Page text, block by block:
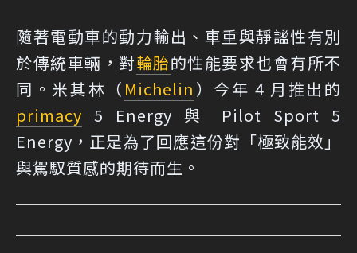
隨著電動車的動力輸出、車重與靜謐性有別
於傳統車輛，對輪胎的性能要求也會有所不
同。米其林（ Michelin ）今年 4 月推出的
primacy 5 Energy 與 Pilot Sport 5
Energy，正是為了回應這份對「極致能效」
與駕馭質感的期待而生。